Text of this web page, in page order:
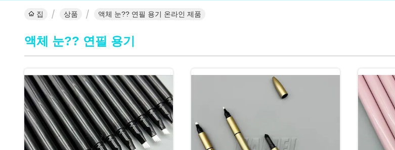
집 상품 액체 눈?? 연필 용기 온라인 제품
액체 눈?? 연필 용기